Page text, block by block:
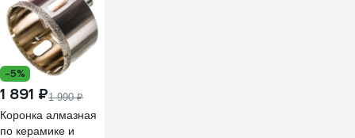
-5%
1 891 ₽1 990 ₽
Коронка алмазная
по керамике и